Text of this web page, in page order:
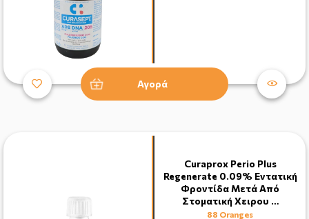
Αγορά
Curaprox Perio Plus
Regenerate 0.09% Εντατική
Φροντίδα Μετά Από
Στοματική Χειρου …
88 Oranges